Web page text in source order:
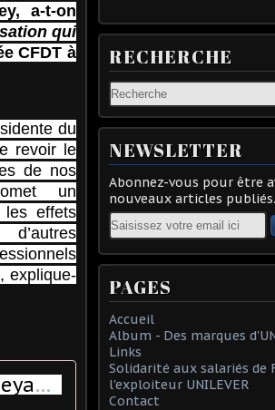
a-t-on
qui
CFDT à
du
revoir le
de nos
un
les effets
explique-
Disneyand Paris négocie un milliers de départs volontaires | 94 Citoyens
RECHERCHE
NEWSLETTER
Abonnez-vous pour être
nouveaux articles publiés.
Email
PAGES
Accueil
Album - Des marques
Links
Solidarité aux salariés de
l'exploiteur UNILEVER
Contact